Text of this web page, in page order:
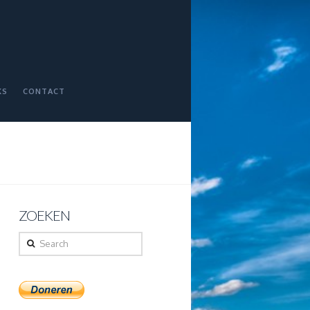
CONTACT
ZOEKEN
Search